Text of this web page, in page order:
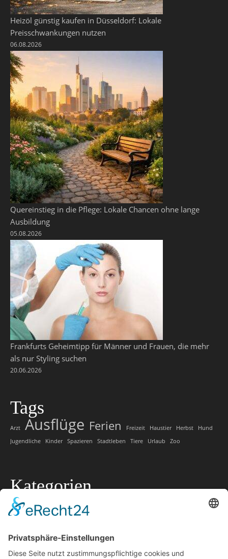
Heizöl günstig kaufen in Düsseldorf: Lokale
Preisschwankungen nutzen
06.08.2026
Quereinstieg in die Pflege: Lokale Chancen ohne lange
Ausbildung
05.08.2026
Frankfurts Geheimtipp für Männer und Frauen, die mehr
als nur Styling suchen
20.06.2026
Tags
Arzt Ausflüge Ferien Freizeit Haustier Herbst
Hund
Jugendliche
Kinder Spazieren Stadtleben Tiere Urlaub Zoo
Kategorien
Allgemein
Lokale Tipps
Marketing
Offtopic